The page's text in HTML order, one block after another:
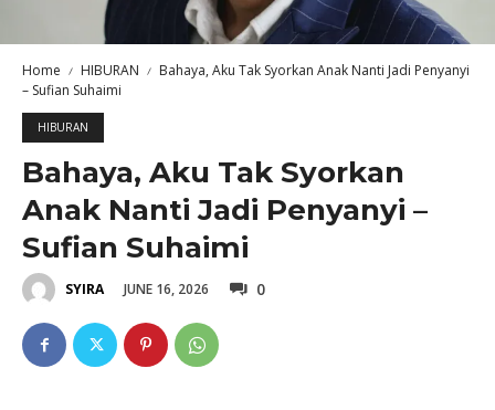
Home HIBURAN
Bahaya, Aku Tak Syorkan Anak Nanti Jadi Penyanyi
– Sufian Suhaimi
HIBURAN
Bahaya, Aku Tak Syorkan
Anak Nanti Jadi Penyanyi –
Sufian Suhaimi
SYIRA JUNE 16, 2026 0